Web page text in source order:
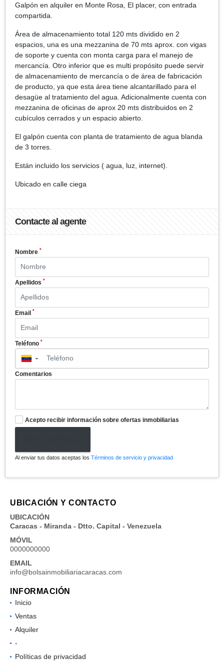
Galpón en alquiler en Monte Rosa, El placer, con entrada
compartida.
Área de almacenamiento total 120 mts dividido en 2
espacios, una es una mezzanina de 70 mts aprox. con vigas
de soporte y cuenta con monta carga para el manejo de
mercancía. Otro inferior que es multi propósito puede servir
de almacenamiento de mercancía o de área de fabricación
de producto, ya que esta área tiene alcantarillado para el
desagüe al tratamiento del agua. Adicionalmente cuenta con
mezzanina de oficinas de aprox 20 mts distribuidos en 2
cubículos cerrados y un espacio abierto.
El galpón cuenta con planta de tratamiento de agua blanda
de 3 torres.
Están incluido los servicios ( agua, luz, internet).
Ubicado en calle ciega
Contacte al agente
Nombre *
Apellidos *
Email *
Teléfono *
▼
Comentarios
Acepto recibir información sobre ofertas inmobiliarias
Al enviar tus datos aceptas los Términos de servicio y privacidad
UBICACIÓN Y CONTACTO
UBICACIÓN
Caracas - Miranda - Dtto. Capital - Venezuela
MÓVIL
0000000000
EMAIL
info@bolsainmobiliariacaracas.com
INFORMACIÓN
Inicio
Ventas
Alquiler
-
Políticas de privacidad